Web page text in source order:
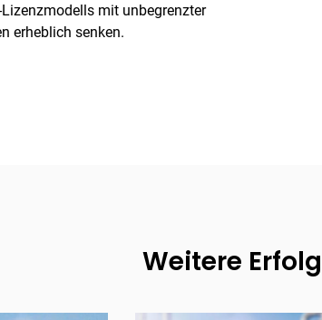
mit unbegrenzter
erheblich senken.
Weitere